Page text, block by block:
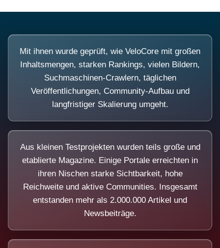
Mit ihnen wurde geprüft, wie VeloCore mit großen
Inhaltsmengen, starken Rankings, vielen Bildern,
Suchmaschinen-Crawlern, täglichen
Veröffentlichungen, Community-Aufbau und
langfristiger Skalierung umgeht.
Aus kleinen Testprojekten wurden teils große und
etablierte Magazine. Einige Portale erreichten in
ihren Nischen starke Sichtbarkeit, hohe
Reichweite und aktive Communities. Insgesamt
entstanden mehr als 2.000.000 Artikel und
Newsbeiträge.